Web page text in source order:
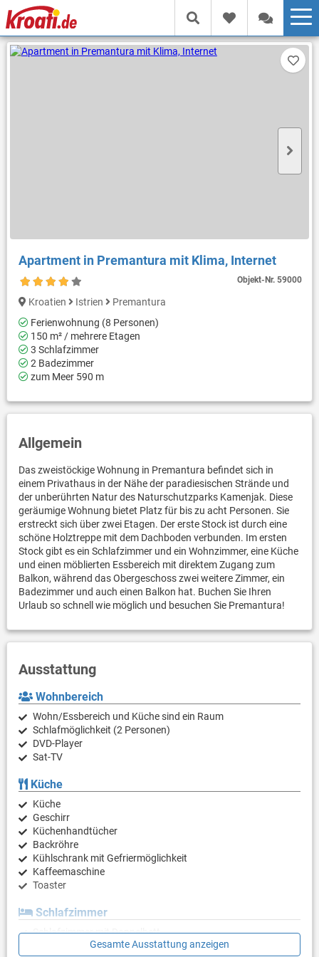
Apartment in Premantura mit Klima, Internet
Objekt-Nr.59000
Kroatien Istrien
Premantura
Ferienwohnung (8 Personen)
150 m² / mehrere Etagen
3 Schlafzimmer
2 Badezimmer
zum Meer 590 m
Allgemein
Das zweistöckige Wohnung in Premantura befindet sich in
einem Privathaus in der Nähe der paradiesischen Strände und
der unberührten Natur des Naturschutzparks Kamenjak. Diese
geräumige Wohnung bietet Platz für bis zu acht Personen. Sie
erstreckt sich über zwei Etagen. Der erste Stock ist durch eine
schöne Holztreppe mit dem Dachboden verbunden. Im ersten
Stock gibt es ein Schlafzimmer und ein Wohnzimmer, eine Küche
und einen möblierten Essbereich mit direktem Zugang zum
Balkon, während das Obergeschoss zwei weitere Zimmer, ein
Badezimmer und auch einen Balkon hat. Buchen Sie Ihren
Urlaub so schnell wie möglich und besuchen Sie Premantura!
Ausstattung
Wohnbereich
Wohn/Essbereich und Küche sind ein Raum
Schlafmöglichkeit (2 Personen)
DVD-Player
Sat-TV
Küche
Küche
Geschirr
Küchenhandtücher
Backröhre
Kühlschrank mit Gefriermöglichkeit
Kaffeemaschine
Toaster
Schlafzimmer
Schlafzimmer mit Doppelbett
Schlafzimmer mit Doppelbett
Gesamte Ausstattung anzeigen